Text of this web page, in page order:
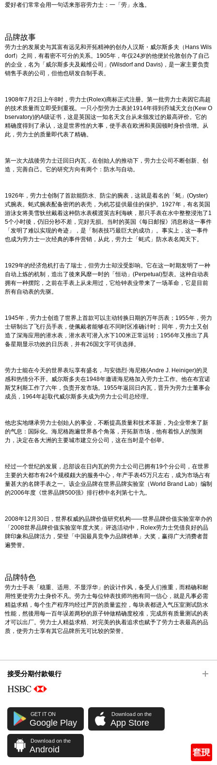
爱好者们常常会用一句话来形容劳力士：一「劳」永逸。
品牌故事
劳力士的发展史与其富有远见和开拓精神的创办人汉斯・威尔斯多夫（Hans Wils
dorf）之间，有着密不可分的关系。1905年，年仅24岁的他便於伦敦创办了自己
的企业，名为「威尔斯多夫及戴维公司」(Wilsdorf and Davis)，是一家主要负责
销售手表的公司，但他也研发自制手表。
1908年7月2日上午8时， 劳力士(Rolex)商标正式注册。第一批劳力士表因它高超
的技术质量而立即受到重视。一只小型劳力士表於1914年得到乔城天文台(Kew O
bservatory)的A级证书，这是英国这一知名天文台从未颁发过的最高评价。它的
精确度得到了承认，这是世界性的大事，使手表在欧洲和美国顿时身价倍增。从
此，劳力士的质量即代表了精确。
第一次大战後劳力士迁回日内瓦，在创始人的推动下，劳力士公司不断创新、创
造，完善自己。它的研究方向有两个：防水与自动。
1926年，劳力士创制了首款能防水、防尘的腕表 ，这就是着名的 「蚝」(Oyster)
式腕表。蚝式腕表配备密闭的表壳，为机芯提供最佳的保护。1927年，有名英国
游泳女将美雪狄丝戴着这种防水表横渡英吉利海峡，那只手表在水中整整浸泡了1
5个小时後，仍旧分秒不差，完好无损。当时的英国《每日邮报》消息称这一事件
「发明了难以实现的奇迹」，是「制表技巧最巨大的成功」。事实上，这一事件
也成为劳力士一次经典的事件营销，从此，劳力士「蚝式」防水表名闻天下。
1929年的经济危机打击了瑞士，但劳力士却没受影响。它在这一时期发明了一种
自动上炼的机制，造出了後来风靡一时的「恒动」(Perpetual)型表。这种自动表
拥有一种摆陀，之前在手表上从未用过，它给钟表业带来了一场革命，它是目前
所有自动表的先驱。
1945年，劳力士创造了世界上首款可以主动转换日期的万年历表；1955年，劳力
士研制出了飞行员手表 ，使佩戴者能够在不同时区准确计时；同年，劳力士又创
造了深海应用的潜水表 ，潜水表可潜入水下100米正常运转；1956年又推出了具
备星期显示功效的日历表，并有26国文字可供选择。
劳力士能在今天的世界表坛享有盛名，与安德烈·海尼格(Andre J. Heiniger)的灵
感和热情分不开。威尔斯多夫在1948年邀请海尼格加入劳力士工作。他在布宜诺
斯艾利斯工作了六年，负责开发市场。1955年返回日内瓦，晋升为劳力士董事会
成员，1964年起取代威尔斯多夫成为劳力士公司总经理。
他忠实地继承劳力士创始人的事业，不断提高质量和技术革新，为企业带来了新
的气息：国际化。海尼格跑遍世界各个角落，开拓新市场，他有着惊人的预测
力，决定在各大洲的主要城市建立分公司，这在当时是个创举。
经过一个世纪的发展，总部设在日内瓦的劳力士公司已拥有19个分公司，在世界
主要的大都市有24个规模颇大的服务中心，年产手表45万只左右，成为市场占有
量甚大的名牌手表之一。该企业品牌在世界品牌实验室（World Brand Lab）编制
的2006年度《世界品牌500强》排行榜中名列第七十九。
2008年12月30日，世界权威的品牌价值研究机构——世界品牌价值实验室举办的
「2008世界品牌价值实验室年度大奖」评选活动中，Rolex劳力士凭借良好的品
牌印象和品牌活力，荣登「中国最具竞争力品牌榜单」大奖，赢得广大消费者普
遍赞誉。
品牌特色
劳力士手表「稳重、适用、不显浮华」的设计作风，备受人们推重，而精确和耐
用性更使劳力士身价不凡。劳力士每位钟表技师均抱有同一信心，就是凡事必需
精益求精，每个生产程序均经过严厉的质量监控，每块表都进入气压室测试防水
性能，然後用每一百年误差两秒的原子钟做精确度校准，完成所有质量测试的表
才可以出厂。劳力士人精益求精、对完美的执着追求也赋予了劳力士表最高的品
质，使劳力士享有其它品牌所无可比较的荣誉。
接受分期付款银行
GET IT ON
Google Play
Download on the
App Store
Download on the
Android